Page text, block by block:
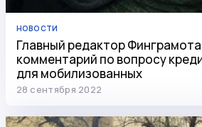
НОВОСТИ
Главный редактор
комментарий по вопросу
для мобилизованных
28 сентября 2022